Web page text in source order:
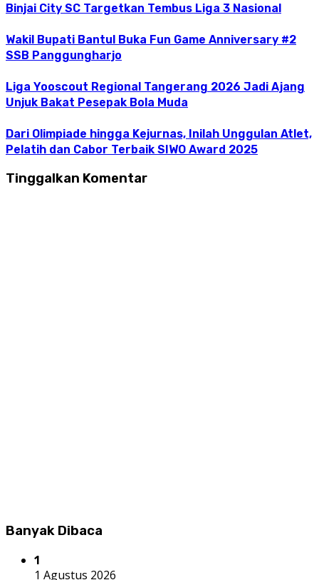
Binjai City SC Targetkan Tembus Liga 3 Nasional
Wakil Bupati Bantul Buka Fun Game Anniversary #2
SSB Panggungharjo
Liga Yooscout Regional Tangerang 2026 Jadi Ajang
Unjuk Bakat Pesepak Bola Muda
Dari Olimpiade hingga Kejurnas, Inilah Unggulan Atlet,
Pelatih dan Cabor Terbaik SIWO Award 2025
Tinggalkan Komentar
Banyak Dibaca
1
1 Agustus 2026